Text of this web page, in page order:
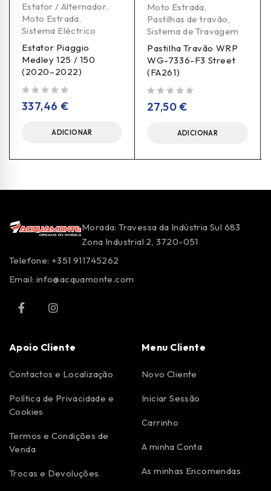
Estator / Alternador,
Moto Estrada,
Sistema Eléctrico
Estator Piaggio
Medley 125 / 150
(2020–2022)
337,46 €
ADICIONAR
Moto Estrada,
Pastilhas de travão,
Sistema de Travagem
Pastilha Travão WRP
WG-7336-F3 Street
(FA261)
27,50€
ADICIONAR
Morada: Travessa da Indústria Sul 683
Zona Industrial 2, 3720-051
Telefone: +351 911745262
Email: info@acquamonte.com
Apoio Cliente
Contactos e Localização
Política de Privacidade e
Cookies
Termos e Condições de
Venda
Trocas e Devoluções
Menu Cliente
Novo Cliente
Iniciar Sessão
Carrinho
A minha Conta
As minhas Encomendas